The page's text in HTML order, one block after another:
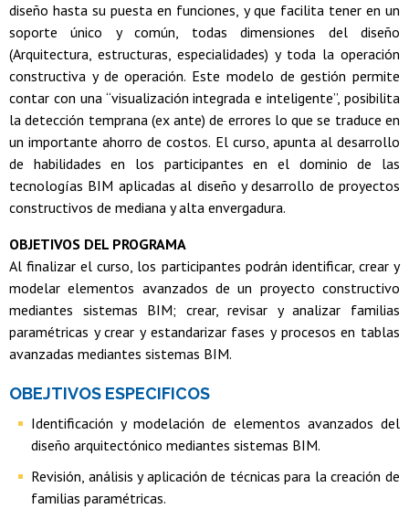
diseño hasta su puesta en funciones, y que facilita tener en un
soporte único y común, todas dimensiones del diseño
(Arquitectura, estructuras, especialidades) y toda la operación
constructiva y de operación. Este modelo de gestión permite
contar con una “visualización integrada e inteligente”, posibilita
la detección temprana (ex ante) de errores lo que se traduce en
un importante ahorro de costos. El curso, apunta al desarrollo
de habilidades en los participantes en el dominio de las
tecnologías BIM aplicadas al diseño y desarrollo de proyectos
constructivos de mediana y alta envergadura.
OBJETIVOS DEL PROGRAMA
Al finalizar el curso, los participantes podrán identificar, crear y
modelar elementos avanzados de un proyecto constructivo
mediantes sistemas BIM; crear, revisar y analizar familias
paramétricas y crear y estandarizar fases y procesos en tablas
avanzadas mediantes sistemas BIM.
OBEJTIVOS ESPECIFICOS
Identificación y modelación de elementos avanzados del
diseño arquitectónico mediantes sistemas BIM.
Revisión, análisis y aplicación de técnicas para la creación de
familias paramétricas.